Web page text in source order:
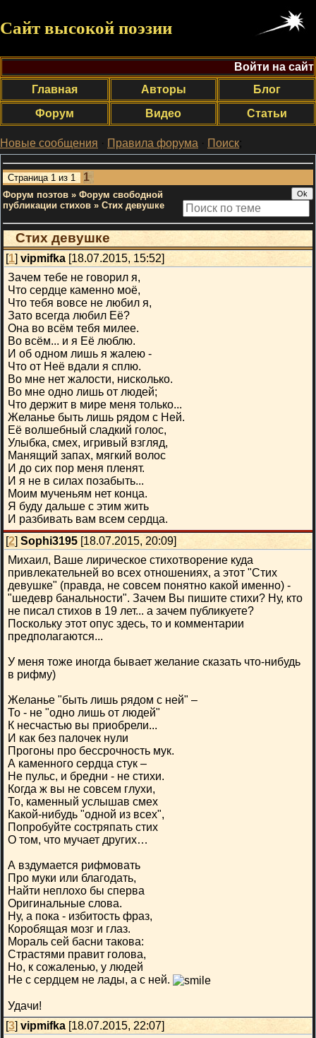
Сайт высокой поэзии
Войти на сайт
Главная
Авторы
Блог
Форум
Видео Статьи
Новые сообщения · Правила форума · Поиск;
Страница 1 из 1 1
Форум поэтов » Форум свободной
публикации стихов » Стих девушке
Стих девушке
[1] vipmifka [18.07.2015, 15:52]
Зачем тебе не говорил я,
Что сердце каменно моё,
Что тебя вовсе не любил я,
Зато всегда любил Её?
Она во всём тебя милее.
Во всём... и я Её люблю.
И об одном лишь я жалею -
Что от Неё вдали я сплю.
Во мне нет жалости, нисколько.
Во мне одно лишь от людей;
Что держит в мире меня только...
Желанье быть лишь рядом с Ней.
Её волшебный сладкий голос,
Улыбка, смех, игривый взгляд,
Манящий запах, мягкий волос
И до сих пор меня пленят.
И я не в силах позабыть...
Моим мученьям нет конца.
Я буду дальше с этим жить
И разбивать вам всем сердца.
[2] Sophi3195 [18.07.2015, 20:09]
Михаил, Ваше лирическое стихотворение куда
привлекательней во всех отношениях, а этот "Стих
девушке" (правда, не совсем понятно какой именно) -
"шедевр банальности". Зачем Вы пишите стихи? Ну, кто
не писал стихов в 19 лет... а зачем публикуете?
Поскольку этот опус здесь, то и комментарии
предполагаются...
У меня тоже иногда бывает желание сказать что-нибудь
в рифму)
Желанье "быть лишь рядом с ней" –
То - не "одно лишь от людей"
К несчастью вы приобрели...
И как без палочек нули
Прогоны про бессрочность мук.
А каменного сердца стук –
Не пульс, и бредни - не стихи.
Когда ж вы не совсем глухи,
То, каменный услышав смех
Какой-нибудь "одной из всех",
Попробуйте состряпать стих
О том, что мучает других…
А вздумается рифмовать
Про муки или благодать,
Найти неплохо бы сперва
Оригинальные слова.
Ну, а пока - избитость фраз,
Коробящая мозг и глаз.
Мораль сей басни такова:
Страстями правит голова,
Но, к сожаленью, у людей
Не с сердцем не лады, а с ней.
Удачи!
[3] vipmifka [18.07.2015, 22:07]